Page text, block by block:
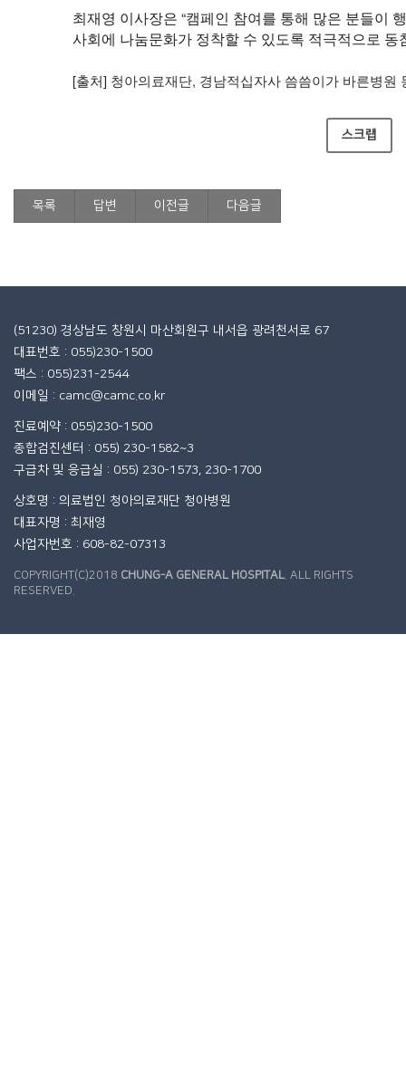
최재영 이사장은 “캠페인 참여를 통해 많은 분들이
사회에 나눔문화가 정착할 수 있도록 적극적으로 동
[출처] 청아의료재단, 경남적십자사 씀씀이가 바른병원
스크랩
목록 답변 이전글 다음글
(51230) 경상남도 창원시 마산회원구 내서읍 광려천서로 67
대표번호 : 055)230-1500
팩스 : 055)231-2544
이메일 : camc@camc.co.kr
진료예약 : 055)230-1500
종합검진센터 : 055) 230-1582~3
구급차 및 응급실 : 055) 230-1573, 230-1700
상호명 : 의료법인 청아의료재단 청아병원
대표자명 : 최재영
사업자번호 : 608-82-07313
COPYRIGHT(C)2018 CHUNG-A GENERAL HOSPITAL. ALL RIGHTS
RESERVED.